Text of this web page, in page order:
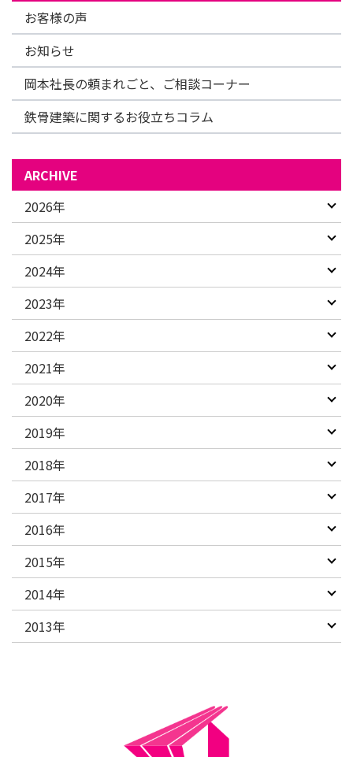
お客様の声
お知らせ
岡本社長の頼まれごと、ご相談コーナー
鉄骨建築に関するお役立ちコラム
ARCHIVE
2026年
2025年
2024年
2023年
2022年
2021年
2020年
2019年
2018年
2017年
2016年
2015年
2014年
2013年